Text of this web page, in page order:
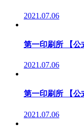
2021.07.06
第一印刷所 【公
2021.07.06
第一印刷所 【公
2021.07.06